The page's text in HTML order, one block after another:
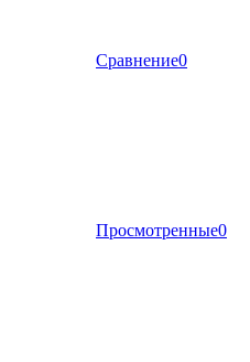
Сравнение0
Просмотренные0